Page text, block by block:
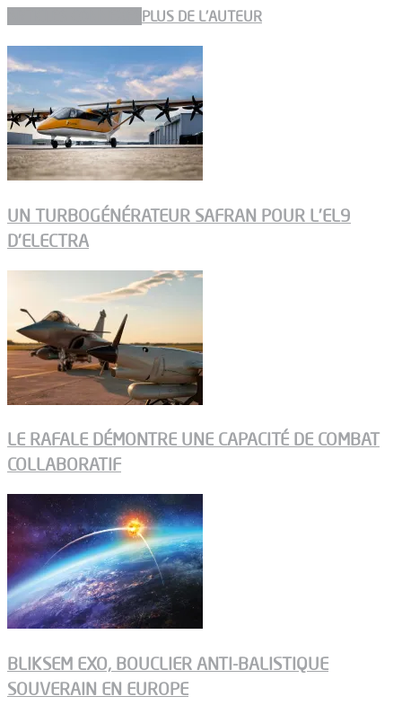
PLUS DE L'AUTEUR
UN TURBOGÉNÉRATEUR SAFRAN POUR L’EL9
D’ELECTRA
LE RAFALE DÉMONTRE UNE CAPACITÉ DE COMBAT
COLLABORATIF
BLIKSEM EXO, BOUCLIER ANTI-BALISTIQUE
SOUVERAIN EN EUROPE